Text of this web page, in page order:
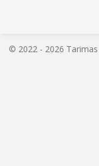
© 2022 - 2026